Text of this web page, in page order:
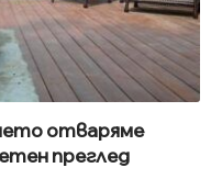
отваряме
преглед